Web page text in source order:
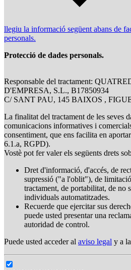
llegiu la informació següent abans de
personals.
Protecció de dades personals.
Responsable del tractament:
D'EMPRESA, S.L., B17850934
C/ SANT PAU, 145 BAIXOS ,
La finalitat del tractament de les seves
comunicacions informatives i
consentiment, que ens facilita en
6.1.a, RGPD).
Vostè pot fer valer els següents drets
Dret d'informació, d'accés, de
supressió ("a l'oblit"), de
tractament, de portabilitat, de no
individuals automatitzades.
Recuerde que ejercitar sus
puede usted presentar una
autoridad de control.
Puede usted acceder al aviso legal y a